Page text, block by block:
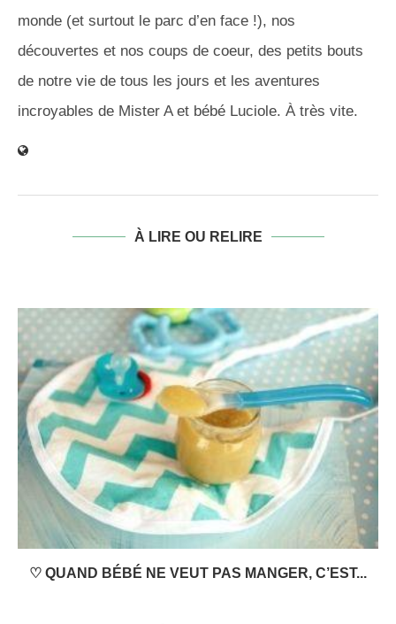
monde (et surtout le parc d’en face !), nos
découvertes et nos coups de coeur, des petits bouts
de notre vie de tous les jours et les aventures
incroyables de Mister A et bébé Luciole. À très vite.
À LIRE OU RELIRE
♡ QUAND BÉBÉ NE VEUT PAS MANGER, C’EST...